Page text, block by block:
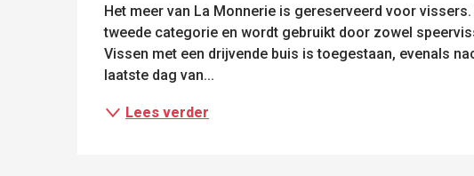
Alle
activiteiten
Het meer van La Monnerie is gereserveerd voor
tweede categorie en wordt gebruikt door zowel
Vissen met een drijvende buis is toegestaan, evenals
laatste dag van...
Lees verder